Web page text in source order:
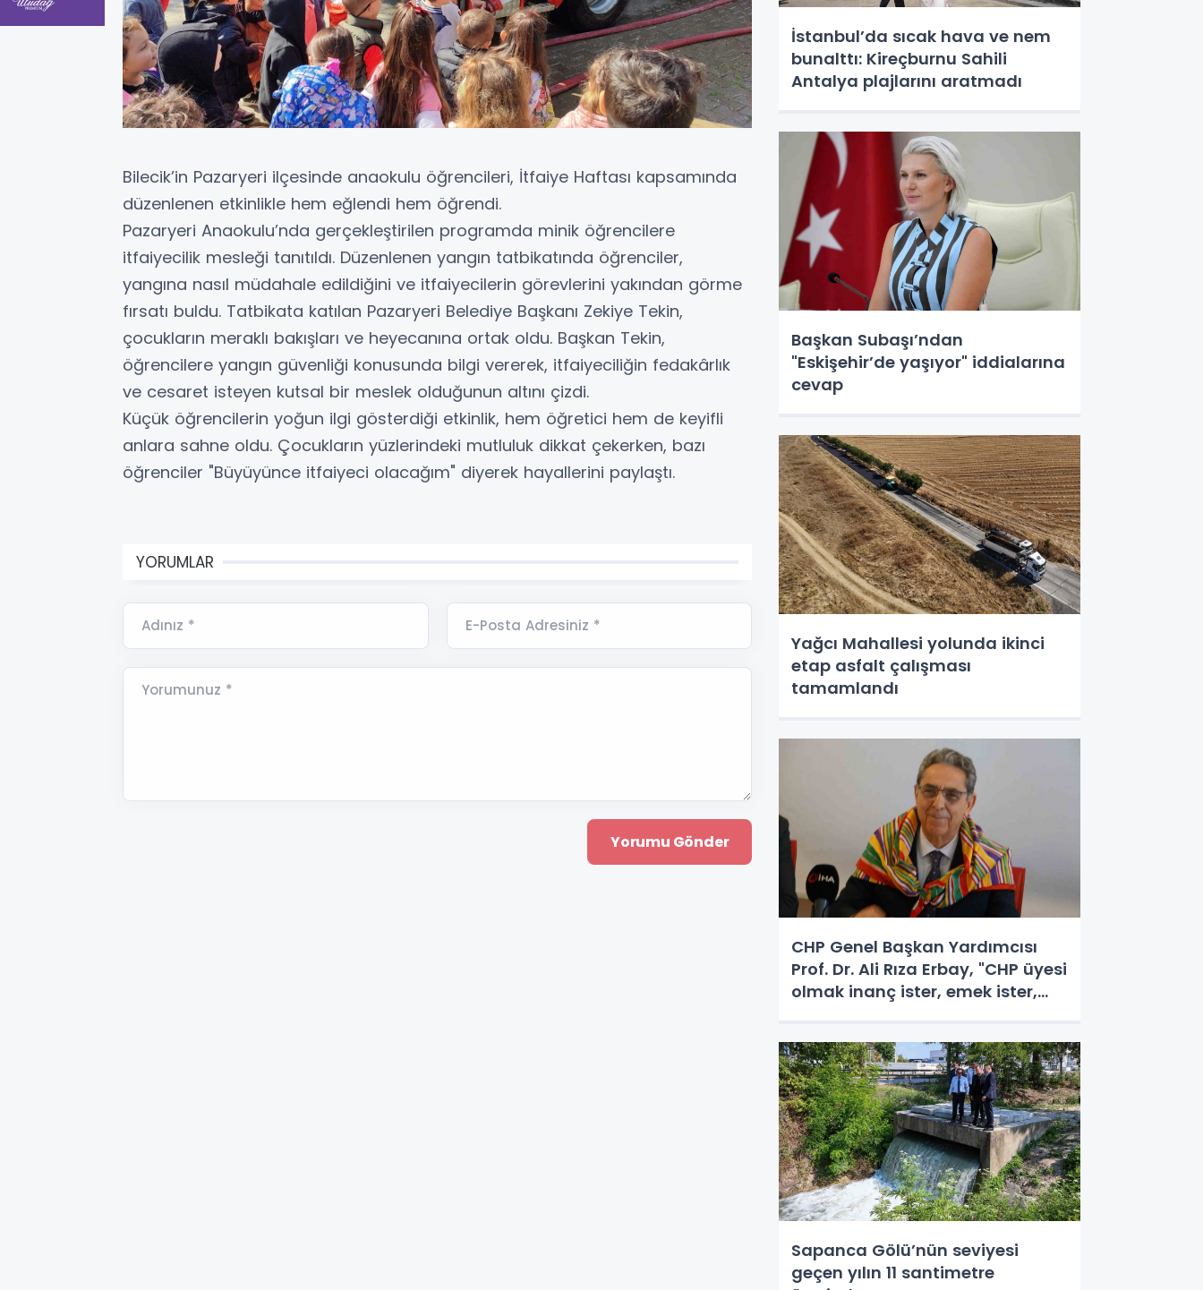
Bilecik’in Pazaryeri ilçesinde anaokulu öğrencileri, İtfaiye Haftası kapsamında
düzenlenen etkinlikle hem eğlendi hem öğrendi.
Pazaryeri Anaokulu’nda gerçekleştirilen programda minik öğrencilere
itfaiyecilik mesleği tanıtıldı. Düzenlenen yangın tatbikatında öğrenciler,
yangına nasıl müdahale edildiğini ve itfaiyecilerin görevlerini yakından görme
fırsatı buldu. Tatbikata katılan Pazaryeri Belediye Başkanı Zekiye Tekin,
çocukların meraklı bakışları ve heyecanına ortak oldu. Başkan Tekin,
öğrencilere yangın güvenliği konusunda bilgi vererek, itfaiyeciliğin fedakârlık
ve cesaret isteyen kutsal bir meslek olduğunun altını çizdi.
Küçük öğrencilerin yoğun ilgi gösterdiği etkinlik, hem öğretici hem de keyifli
anlara sahne oldu. Çocukların yüzlerindeki mutluluk dikkat çekerken, bazı
öğrenciler "Büyüyünce itfaiyeci olacağım" diyerek hayallerini paylaştı.
YORUMLAR
Adınız * E-Posta Adresiniz *
Yorumunuz *
İstanbul’da sıcak hava ve nem
bunalttı: Kireçburnu Sahili
Antalya plajlarını aratmadı
Başkan Subaşı’ndan
"Eskişehir’de yaşıyor" iddialarına
cevap
Yağcı Mahallesi yolunda ikinci
etap asfalt çalışması
tamamlandı
CHP Genel Başkan Yardımcısı
Prof. Dr. Ali Rıza Erbay, "CHP üyesi
olmak inanç ister, emek ister,
Sapanca Gölü’nün seviyesi
geçen yılın 11 santimetre